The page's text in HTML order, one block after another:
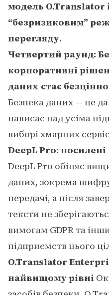
модель O.Translator
“безризиковим”
перегляду.
Четвертий раунд:
корпоративні
даних стає
Безпека даних — це
нависає над усіма
виборі хмарних
DeepL Pro: посилені
DeepL Pro обіцяє
даних, зокрема
передачі, а після
тексти не
вимогам GDPR та
підприємств цього
O.Translator
найвищому рівні